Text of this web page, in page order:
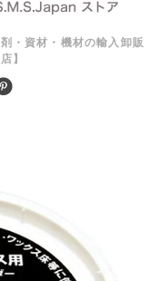
・資材・機材の輸入卸販
】